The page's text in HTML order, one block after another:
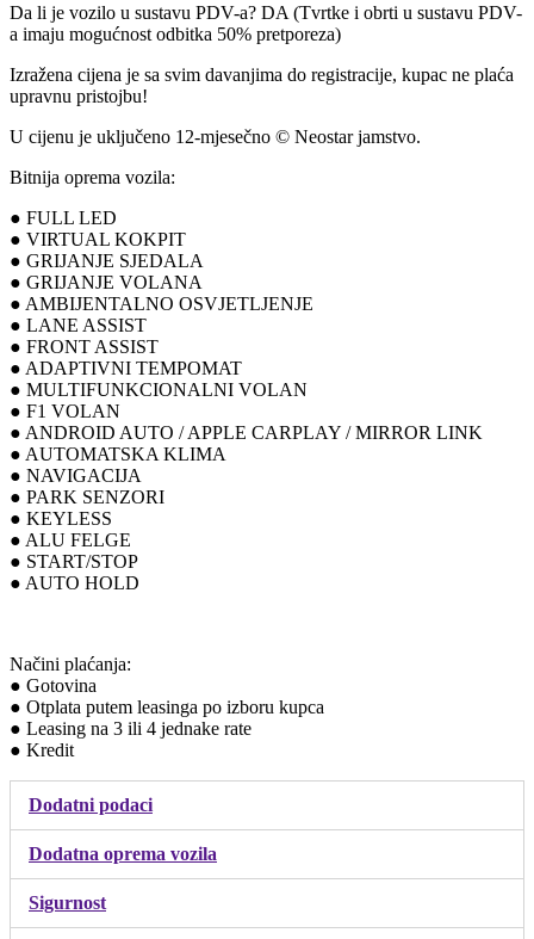
Da li je vozilo u sustavu PDV-a? DA (Tvrtke i obrti u sustavu PDV-
a imaju mogućnost odbitka 50% pretporeza)
Izražena cijena je sa svim davanjima do registracije, kupac ne plaća
upravnu pristojbu!
U cijenu je uključeno 12-mjesečno © Neostar jamstvo.
Bitnija oprema vozila:
● FULL LED
● VIRTUAL KOKPIT
● GRIJANJE SJEDALA
● GRIJANJE VOLANA
● AMBIJENTALNO OSVJETLJENJE
● LANE ASSIST
● FRONT ASSIST
● ADAPTIVNI TEMPOMAT
● MULTIFUNKCIONALNI VOLAN
● F1 VOLAN
● ANDROID AUTO / APPLE CARPLAY / MIRROR LINK
● AUTOMATSKA KLIMA
● NAVIGACIJA
● PARK SENZORI
● KEYLESS
● ALU FELGE
● START/STOP
● AUTO HOLD
Načini plaćanja:
● Gotovina
● Otplata putem leasinga po izboru kupca
● Leasing na 3 ili 4 jednake rate
● Kredit
Dodatni podaci
Dodatna oprema vozila
Sigurnost